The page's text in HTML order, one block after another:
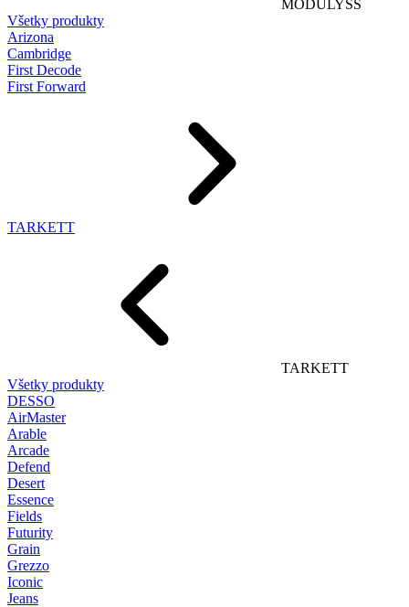
MODULYSS
Všetky produkty
Arizona
Cambridge
First Decode
First Forward
TARKETT
TARKETT
Všetky produkty
DESSO
AirMaster
Arable
Arcade
Defend
Desert
Essence
Fields
Futurity
Grain
Grezzo
Iconic
Jeans